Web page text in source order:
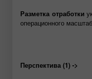
Разметка отработки
операционного
Перспектива (1) ->